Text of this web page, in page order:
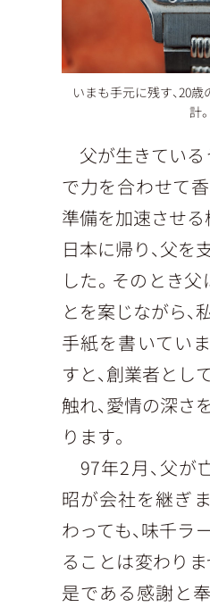
いまも手元に残す、20
計。
父が生きている
で力を合わせて
準備を加速させる
日本に帰り、父を
した。そのとき父
とを案じながら、
手紙を書いてい
すと、創業者とし
触れ、愛情の深さ
ります。
97年2月、父が
昭が会社を継ぎ
わっても、味千ラ
ることは変わりま
是である感謝と